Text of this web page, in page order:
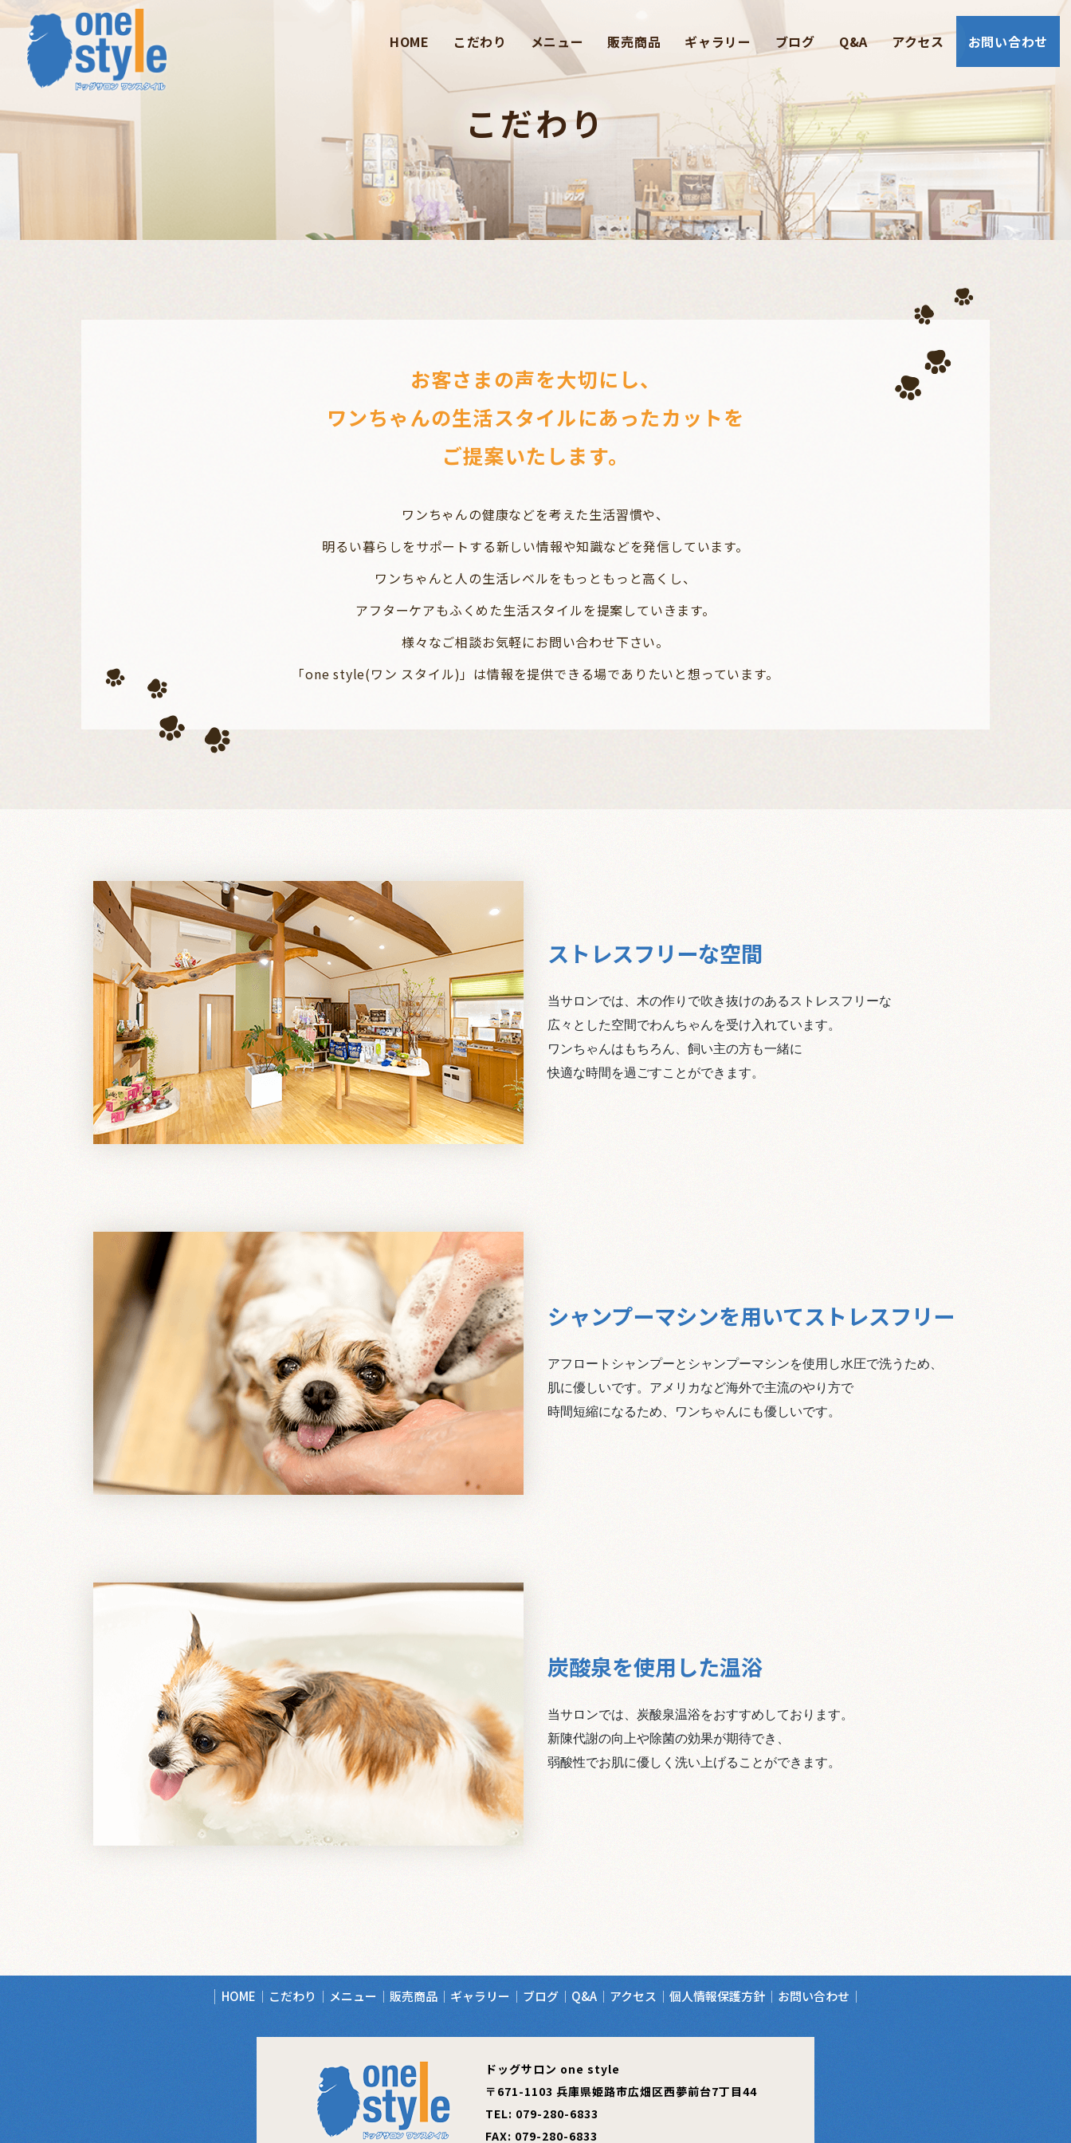
HOME こだわり メニュー 販売商品 ギャラリー ブログ Q&A アクセス お問い合わせ
こだわり
お客さまの声を大切にし、
ワンちゃんの生活スタイルにあったカットを
ご提案いたします。
ワンちゃんの健康などを考えた生活習慣や、
明るい暮らしをサポートする新しい情報や知識などを発信しています。
ワンちゃんと人の生活レベルをもっともっと高くし、
アフターケアもふくめた生活スタイルを提案していきます。
様々なご相談お気軽にお問い合わせ下さい。
​​​​​​​「one style(ワン スタイル)」は情報を提供できる場でありたいと想っています。
ストレスフリーな空間
当サロンでは、木の作りで吹き抜けのあるストレスフリーな
広々とした空間でわんちゃんを受け入れています。
ワンちゃんはもちろん、飼い主の方も一緒に
​​​​​​​快適な時間を過ごすことができます。
シャンプーマシンを用いてストレスフリー
アフロートシャンプーとシャンプーマシンを使用し水圧で洗うため、
肌に優しいです。アメリカなど海外で主流のやり方で
​​​​​​​時間短縮になるため、ワンちゃんにも優しいです。
炭酸泉を使用した温浴
当サロンでは、炭酸泉温浴をおすすめしております。
新陳代謝の向上や除菌の効果が期待でき、
​​​​​​​弱酸性でお肌に優しく洗い上げることができます。
HOME こだわり メニュー 販売商品 ギャラリー ブログ Q&A アクセス 個人情報保護方針 お問い合わせ
ドッグサロン one style
〒671-1103​​​​​​​兵庫県姫路市広畑区西夢前台7丁目44
TEL: 079-280-6833
FAX: 079-280-6833